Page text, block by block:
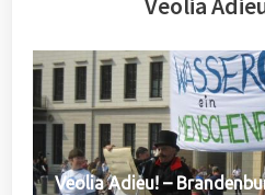
Veolia
Veolia Adieu! –